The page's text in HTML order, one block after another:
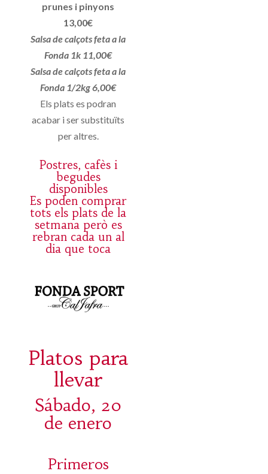
prunes i pinyons
13,00€
Salsa de calçots feta a la
Fonda 1k 11,00€
Salsa de calçots feta a la
Fonda 1/2kg 6,00€
Els plats es podran
acabar i ser substituïts
per altres.
Postres, cafès i
begudes
disponibles
Es poden comprar
tots els plats de la
setmana però es
rebran cada un al
dia que toca
Platos para
llevar
Sábado, 20
de enero
Primeros